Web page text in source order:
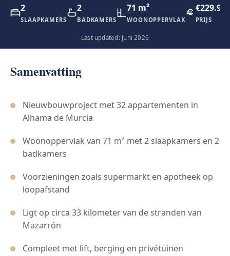
2
SLAAPKAMERS
2
BADKAMERS
71 m²
WOONOPPERVLAK
€229.900
PRIJS
Last updated: Juni 2026
Samenvatting
Nieuwbouwproject met 32 appartementen in
Alhama de Murcia
Woonoppervlak van 71 m² met 2 slaapkamers en 2
badkamers
Voorzieningen zoals supermarkt en apotheek op
loopafstand
Ligt op circa 33 kilometer van de stranden van
Mazarrón
Compleet met lift, berging en privétuinen